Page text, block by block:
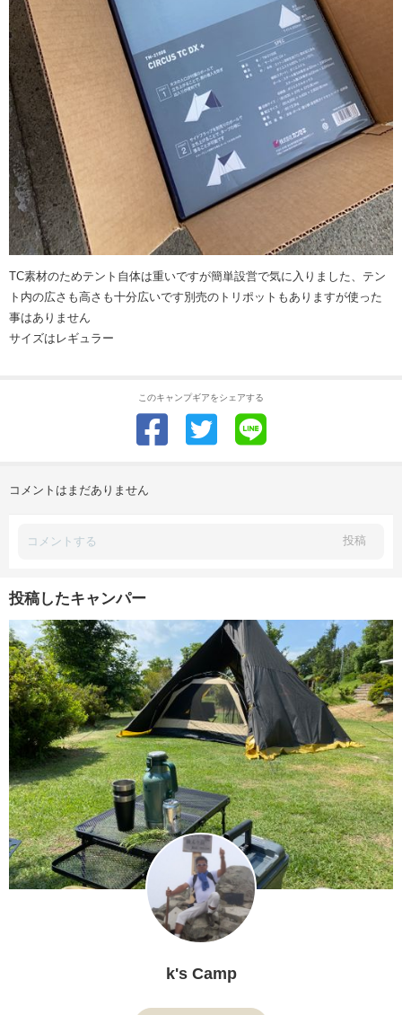
TC素材のためテント自体は重いですが簡単設営で気に入りました、テン
ト内の広さも高さも十分広いです別売のトリポットもありますが使った
事はありません
サイズはレギュラー
このキャンプギアをシェアする
コメントはまだありません
投稿
投稿したキャンパー
k's Camp